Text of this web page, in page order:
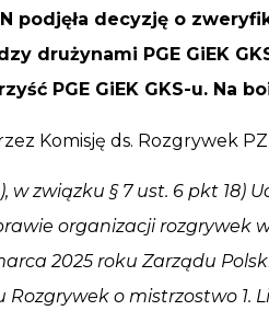
podjęła decyzję o
drużynami PGE GiEK
PGE GiEK GKS-u. Na
Komisję ds. Rozgrywek
w związku § 7 ust. 6 pkt 18)
organizacji rozgrywek
2025 roku Zarządu
o mistrzostwo 1.